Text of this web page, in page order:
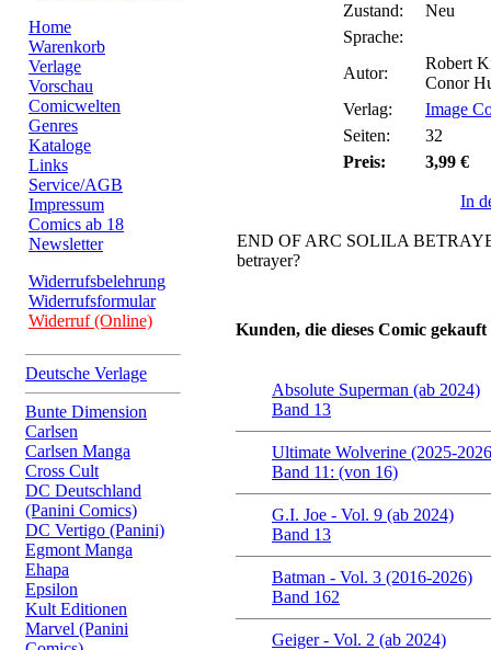
Home
Warenkorb
Verlage
Vorschau
Comicwelten
Genres
Kataloge
Links
Service/AGB
Impressum
Comics ab 18
Newsletter
Widerrufsbelehrung
Widerrufsformular
Widerruf (Online)
Deutsche Verlage
Bunte Dimension
Carlsen
Carlsen Manga
Cross Cult
DC Deutschland
(Panini Comics)
DC Vertigo (Panini)
Egmont Manga
Ehapa
Epsilon
Kult Editionen
Marvel (Panini
Zustand:
Neu
Sprache:
Autor:
Robert
Conor
Verlag:
Image
Seiten:
32
Preis:
3,99 €
In
END OF ARC SOLILA
betrayer?
Kunden, die dieses Comic
Absolute Superman (ab 2024)
Band 13
Ultimate Wolverine (2025-
Band 11: (von 16)
G.I. Joe - Vol. 9 (ab 2024)
Band 13
Batman - Vol. 3 (2016-2026)
Band 162
Geiger - Vol. 2 (ab 2024)